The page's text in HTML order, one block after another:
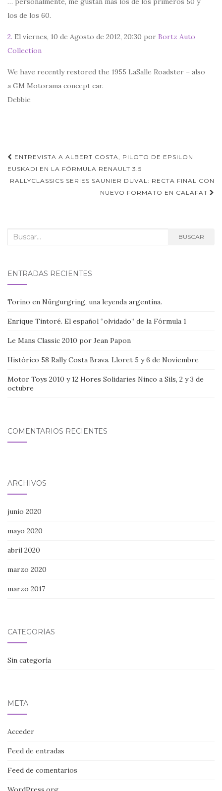
los de los 60.
2. El viernes, 10 de Agosto de 2012, 20:30 por Bortz Auto
Collection
We have recently restored the 1955 LaSalle Roadster – also
a GM Motorama concept car.
Debbie
Navegación
de
entradas
ENTREVISTA A ALBERT COSTA, PILOTO DE EPSILON
EUSKADI EN LA FÓRMULA RENAULT 3.5
RALLYCLASSICS SERIES SAUNIER DUVAL: RECTA FINAL CON
NUEVO FORMATO EN CALAFAT
Buscar: BUSCAR
ENTRADAS RECIENTES
Torino en Nürgurgring, una leyenda argentina.
Enrique Tintoré. El español “olvidado” de la Fórmula 1
Le Mans Classic 2010 por Jean Papon
Histórico 58 Rally Costa Brava. Lloret 5 y 6 de Noviembre
Motor Toys 2010 y 12 Hores Solidaries Ninco a Sils, 2 y 3 de
octubre
COMENTARIOS RECIENTES
ARCHIVOS
junio 2020
mayo 2020
abril 2020
marzo 2020
marzo 2017
CATEGORÍAS
Sin categoría
META
Acceder
Feed de entradas
Feed de comentarios